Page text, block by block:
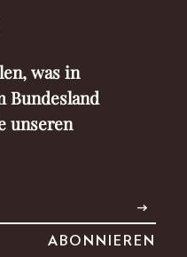
was in
Bundesland
unseren